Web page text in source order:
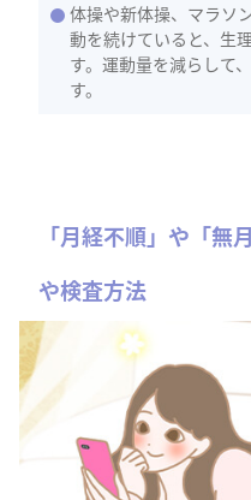
体操や新体操、マラソ
動を続けていると、生
す。運動量を減らして
す。
「月経不順」や「無
や検査方法